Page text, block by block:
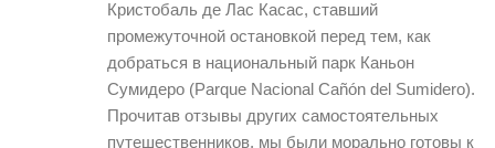
Кристобаль де Лас Касас, ставший
промежуточной остановкой перед тем, как
добраться в национальный парк Каньон
Сумидеро (Parque Nacional Cañón del Sumidero).
Прочитав отзывы других самостоятельных
путешественников, мы были морально готовы к